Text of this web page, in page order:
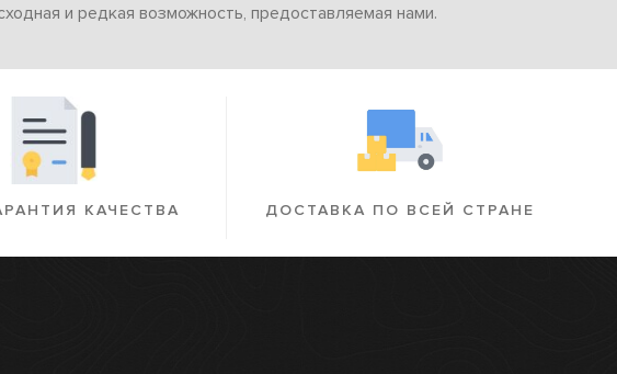
и редкая возможность, предоставляемая нами.
КАЧЕСТВА ДОСТАВКА ПО ВСЕЙ СТРАНЕ